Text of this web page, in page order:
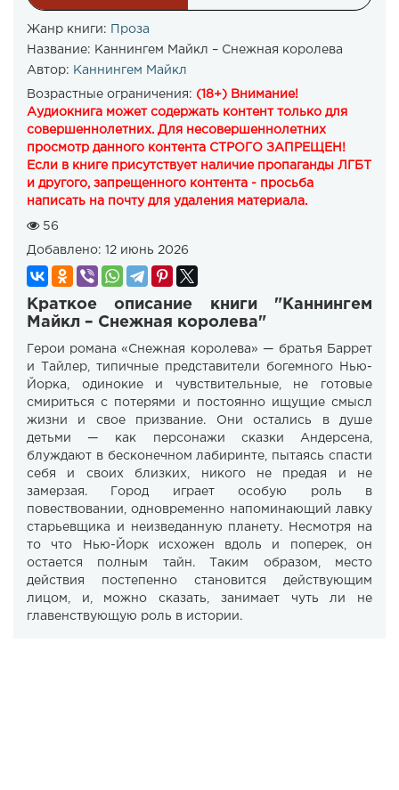
Жанр книги:
Проза
Название: Каннингем Майкл – Снежная королева
Автор: Каннингем Майкл
Возрастные ограничения: (18+) Внимание!
Аудиокнига может содержать контент только для
совершеннолетних. Для несовершеннолетних
просмотр данного контента СТРОГО ЗАПРЕЩЕН!
Если в книге присутствует наличие пропаганды ЛГБТ
и другого, запрещенного контента - просьба
написать на почту для удаления материала.
56
Добавлено: 12 июнь 2026
Краткое описание книги "Каннингем
Майкл – Снежная королева"
Герои романа «Снежная королева» — братья Баррет
и Тайлер, типичные представители богемного Нью-
Йорка, одинокие и чувствительные, не готовые
смириться с потерями и постоянно ищущие смысл
жизни и свое призвание. Они остались в душе
детьми — как персонажи сказки Андерсена,
блуждают в бесконечном лабиринте, пытаясь спасти
себя и своих близких, никого не предая и не
замерзая. Город играет особую роль в
повествовании, одновременно напоминающий лавку
старьевщика и неизведанную планету. Несмотря на
то что Нью-Йорк исхожен вдоль и поперек, он
остается полным тайн. Таким образом, место
действия постепенно становится действующим
лицом, и, можно сказать, занимает чуть ли не
главенствующую роль в истории.